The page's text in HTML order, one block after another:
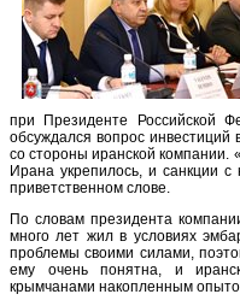
при Президенте Российской
обсуждался вопрос инвестиций
со стороны иранской
Ирана укрепилось, и санкции
приветственном слове.
По словам президента
много лет жил в условиях
проблемы своими силами,
ему очень понятна, и
крымчанами накопленным